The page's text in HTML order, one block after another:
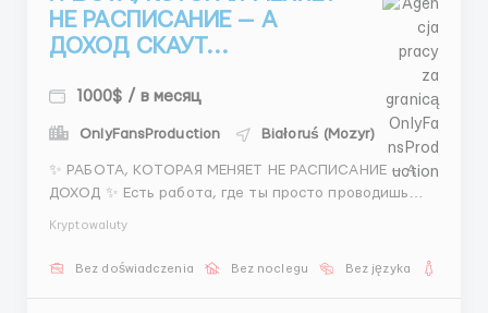
НЕ РАСПИСАНИЕ — А
ДОХОД СКАУТ...
1000$ / в месяц
OnlyFansProduction Białoruś (Mozyr)
✨ РАБОТА, КОТОРАЯ МЕНЯЕТ НЕ РАСПИСАНИЕ — А
ДОХОД ✨ Есть работа, где ты просто проводишь
КАСТИНГ-МЕНЕДЖЕР 📌 Чем ты будешь заниматься:
Kryptowaluty
Bez doświadczenia Bez noclegu Bez języka